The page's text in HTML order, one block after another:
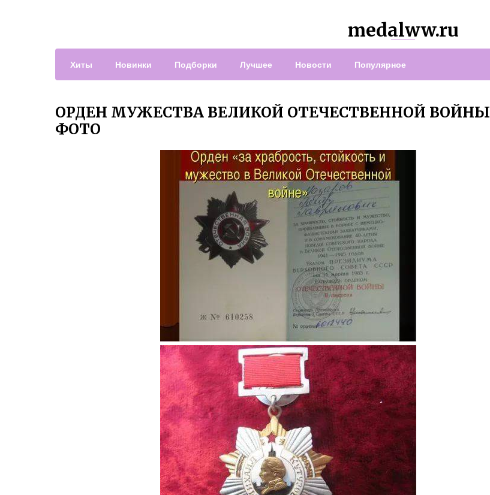
medalww.ru
Хиты Новинки Подборки Лучшее Новости Популярное
ОРДЕН МУЖЕСТВА ВЕЛИКОЙ ОТЕЧЕСТВЕННОЙ ВОЙНЫ
ФОТО